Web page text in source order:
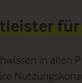
in allen